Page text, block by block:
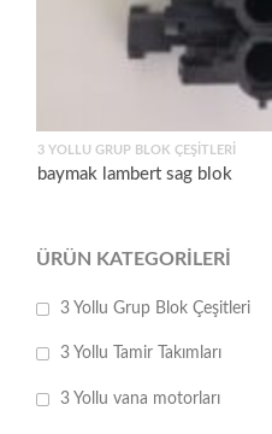
3 YOLLU GRUP BLOK ÇEŞITLERI
baymak lambert sag blok
ÜRÜN KATEGORILERI
3 Yollu Grup Blok Çeşitleri
3 Yollu Tamir Takımları
3 Yollu vana motorları